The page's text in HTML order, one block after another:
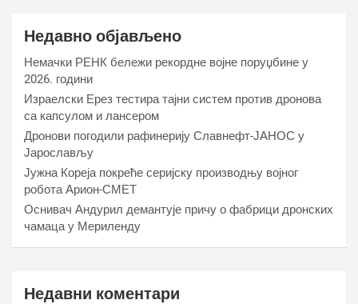
Недавно објављено
Немачки РЕНК бележи рекордне војне поруџбине у
2026. години
Израелски Ерез тестира тајни систем против дронова
са капсулом и лансером
Дронови погодили рафинерију Славнефт-ЈАНОС у
Јарослављу
Јужна Кореја покреће серијску производњу војног
робота Арион-СМЕТ
Оснивач Андурил демантује причу о фабрици дронских
чамаца у Мериленду
Недавни коментари